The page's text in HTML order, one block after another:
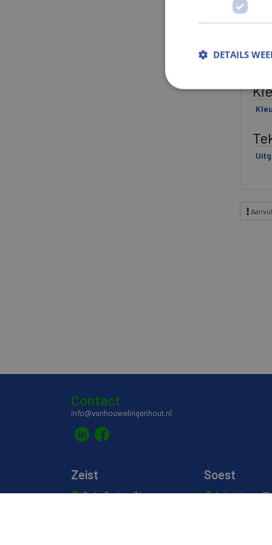
Contact
info@vanhouwelingenhout.nl
Zeist
De La Reylaan 34
Soest
Industrieweg 17
DETAILS